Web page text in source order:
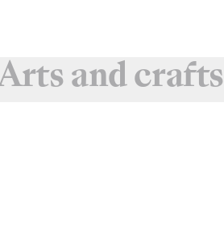
and crafts